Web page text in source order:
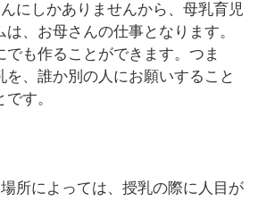
にしかありませんから、母乳育児
、お母さんの仕事となります。
でも作ることができます。つま
を、誰か別の人にお願いすること
す。
所によっては、授乳の際に人目が